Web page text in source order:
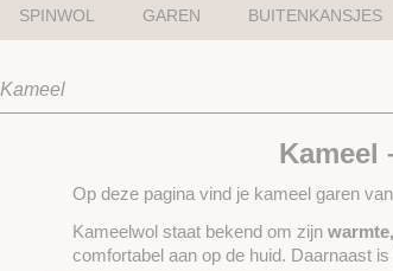
SPINWOL GAREN BUITENKANSJES
Kameel
Kameel
Op deze pagina vind je kameel garen
Kameelwol staat bekend om zijn
comfortabel aan op de huid. Daarnaast